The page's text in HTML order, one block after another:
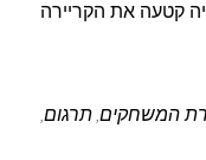
קטעה את הקריירה
המשחקים, תרגום,